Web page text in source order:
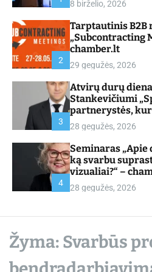
8 birželio, 2026
2
Tarptautinis B2B
„Subcontracting
chamber.lt
29 gegužės, 2026
3
Atvirų durų
Stankevičiumi
partnerystės,
chamber.lt
28 gegužės, 2026
4
Seminaras
ką svarbu
vizualiai?“ –
28 gegužės, 2026
Žyma: Svarbūs